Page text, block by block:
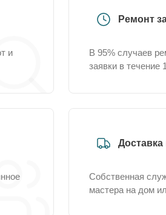
и
Ремонт
В 95% случаев
заявки в течение
Собственная
мастера на дом